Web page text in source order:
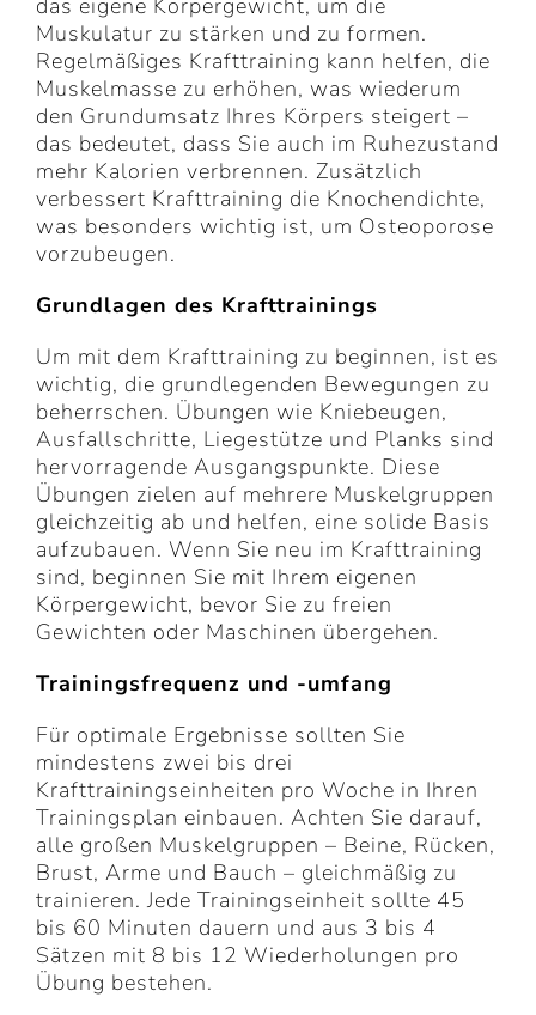
das eigene Körpergewicht, um die
Muskulatur zu stärken und zu formen.
Regelmäßiges Krafttraining kann helfen, die
Muskelmasse zu erhöhen, was wiederum
den Grundumsatz Ihres Körpers steigert –
das bedeutet, dass Sie auch im Ruhezustand
mehr Kalorien verbrennen. Zusätzlich
verbessert Krafttraining die Knochendichte,
was besonders wichtig ist, um Osteoporose
vorzubeugen.
Grundlagen des Krafttrainings
Um mit dem Krafttraining zu beginnen, ist es
wichtig, die grundlegenden Bewegungen zu
beherrschen. Übungen wie Kniebeugen,
Ausfallschritte, Liegestütze und Planks sind
hervorragende Ausgangspunkte. Diese
Übungen zielen auf mehrere Muskelgruppen
gleichzeitig ab und helfen, eine solide Basis
aufzubauen. Wenn Sie neu im Krafttraining
sind, beginnen Sie mit Ihrem eigenen
Körpergewicht, bevor Sie zu freien
Gewichten oder Maschinen übergehen.
Trainingsfrequenz und -umfang
Für optimale Ergebnisse sollten Sie
mindestens zwei bis drei
Krafttrainingseinheiten pro Woche in Ihren
Trainingsplan einbauen. Achten Sie darauf,
alle großen Muskelgruppen – Beine, Rücken,
Brust, Arme und Bauch – gleichmäßig zu
trainieren. Jede Trainingseinheit sollte 45
bis 60 Minuten dauern und aus 3 bis 4
Sätzen mit 8 bis 12 Wiederholungen pro
Übung bestehen.